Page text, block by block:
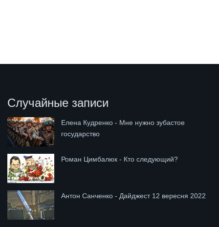
Случайные записи
Елена Кудренко - Мне нужно зубастое
государство
Роман Цимбалюк - Кто следующий?
Антон Санченко - Дайджест 12 вересня 2022